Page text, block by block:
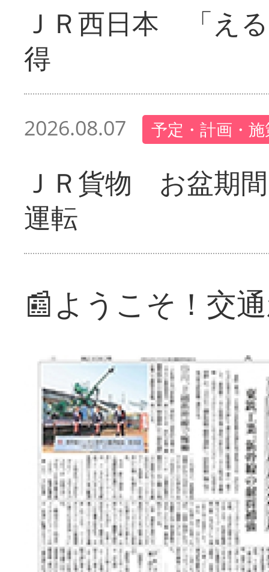
ＪＲ西日本 「え
得
2026.08.07 予定・計画・
ＪＲ貨物 お盆期
運転
📰ようこそ！交